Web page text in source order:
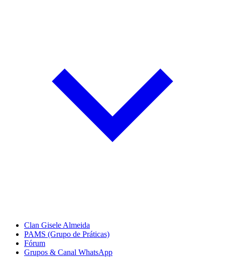
Clan Gisele Almeida
PAMS (Grupo de Práticas)
Fórum
Grupos & Canal WhatsApp